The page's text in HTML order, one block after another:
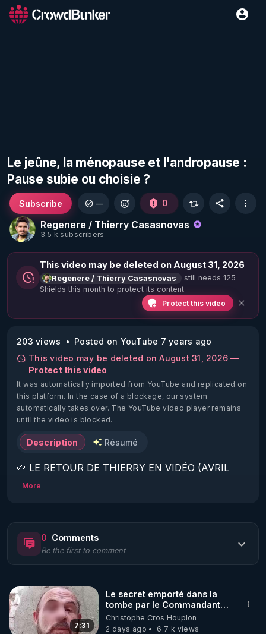
Le jeûne, la ménopause et l'andropause :
Pause subie ou choisie ?
Regenere / Thierry Casasnovas
3.5 k subscribers
Subscribe — 0
This video may be deleted on August 31, 2026
Regenere / Thierry Casasnovas
still needs 125
Shields this month to protect its content
Protect this video
203 views
Posted on YouTube 7 years ago
This video may be deleted on August 31, 2026 —
Protect this video
It was automatically imported from YouTube and replicated on
this platform. In the case of a blockage, our system
automatically takes over. The YouTube video player remains
until the video is blocked.
Description Résumé
🌱 LE RETOUR DE THIERRY EN VIDÉO (AVRIL
2022)!
https://www.rgnr.fr/presentation.html
🌱 LE MAGAZINE RÉGÉNÈRE
🌱 LA BOUTIQUE DU MAGAZINE
Pour obtenir les anciens numéros que vous avez
More
0 Comments
Be the first to comment
7:31
Le secret emporté dans la
tombe par le Commandant
Cousteau le 25 juin 1997
Christophe Cros Houplon
2 days ago
6.7 k views